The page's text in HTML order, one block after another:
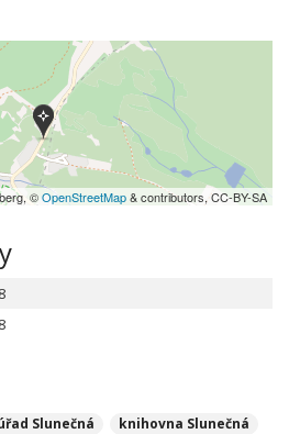
©OpenStreetMap& contributors, CC-BY-SA
Slunečná
knihovna Slunečná